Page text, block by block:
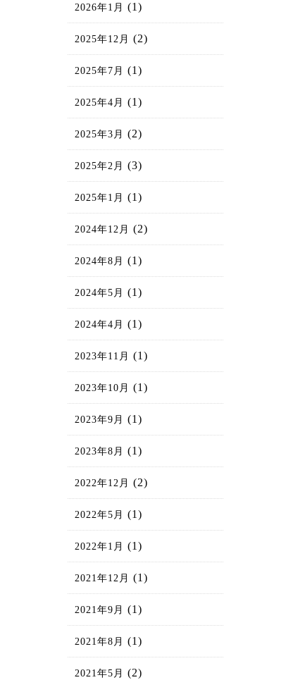
2026年1月 (1)
2025年12月 (2)
2025年7月 (1)
2025年4月 (1)
2025年3月 (2)
2025年2月 (3)
2025年1月 (1)
2024年12月 (2)
2024年8月 (1)
2024年5月 (1)
2024年4月 (1)
2023年11月 (1)
2023年10月 (1)
2023年9月 (1)
2023年8月 (1)
2022年12月 (2)
2022年5月 (1)
2022年1月 (1)
2021年12月 (1)
2021年9月 (1)
2021年8月 (1)
2021年5月 (2)